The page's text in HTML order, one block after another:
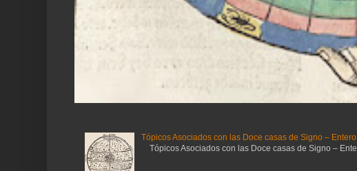
Tópicos Asociados con las Doce casas de Signo –
Tópicos Asociados con las Doce casas de Signo –